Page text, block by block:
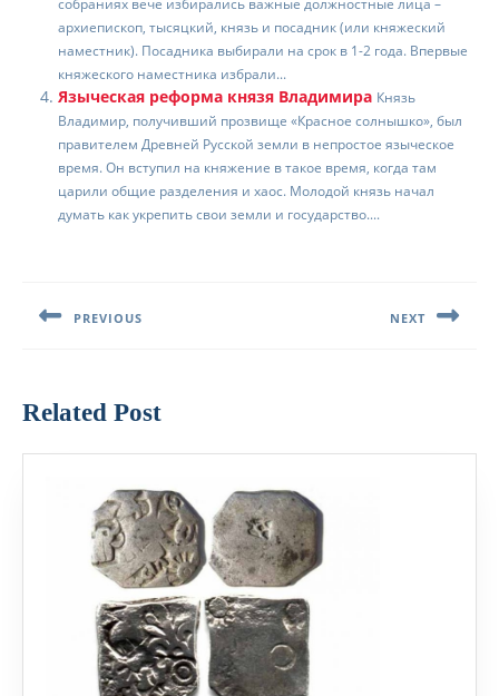
собраниях вече избирались важные должностные лица –
архиепископ, тысяцкий, князь и посадник (или княжеский
наместник). Посадника выбирали на срок в 1-2 года. Впервые
княжеского наместника избрали...
Языческая реформа князя Владимира Князь
Владимир, получивший прозвище «Красное солнышко», был
правителем Древней Русской земли в непростое языческое
время. Он вступил на княжение в такое время, когда там
царили общие разделения и хаос. Молодой князь начал
думать как укрепить свои земли и государство....
записям
PREVIOUS NEXT
Related Post